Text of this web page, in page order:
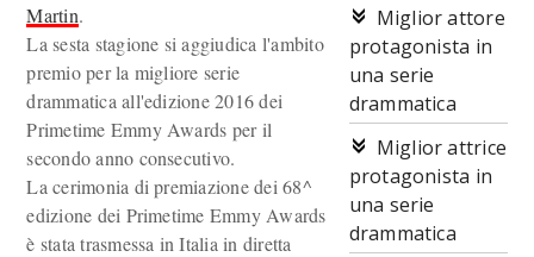
Miglior attore
protagonista in
una serie
drammatica
Miglior attrice
protagonista in
una serie
drammatica
Martin.
La sesta stagione si aggiudica l'ambito
premio per la migliore serie
drammatica all'edizione 2016 dei
Primetime Emmy Awards per il
secondo anno consecutivo.
La cerimonia di premiazione dei 68^
edizione dei Primetime Emmy Awards
è stata trasmessa in Italia in diretta